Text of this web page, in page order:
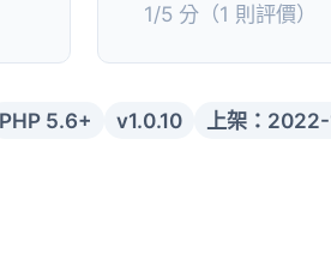
1/5 分（1 則評價）
PHP 5.6+ v1.0.10 上架：